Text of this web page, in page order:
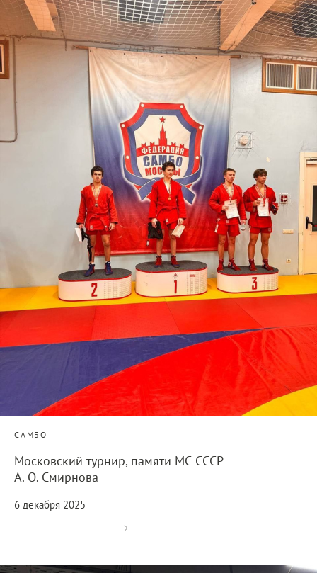
САМБО
Московский турнир, памяти МС СССР
А. О. Смирнова
6 декабря 2025